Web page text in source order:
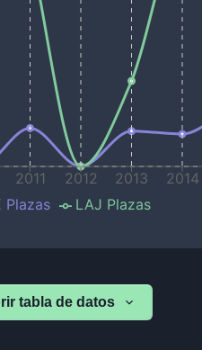
2011 2012 2013 2014
Plazas LAJ Plazas
tabla de datos